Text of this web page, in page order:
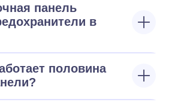
панель
в
половина